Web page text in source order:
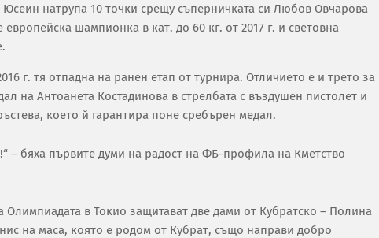
натрупа 10 точки срещу съперничката си Любов Овчарова
европейска шампионка в кат. до 60 кг. от 2017 г. и световна
г. тя отпадна на ранен етап от турнира. Отличието е и трето за
на Антоанета Костадинова в стрелбата с въздушен пистолет и
което й гарантира поне сребърен медал.
– бяха първите думи на радост на ФБ-профила на Кметство
Олимпиадата в Токио защитават две дами от Кубратско – Полина
на маса, която е родом от Кубрат, също направи добро